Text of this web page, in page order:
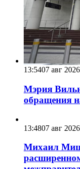
13:5407 авг 2026
Мэрия
обращения
13:4807 авг 2026
Михаил